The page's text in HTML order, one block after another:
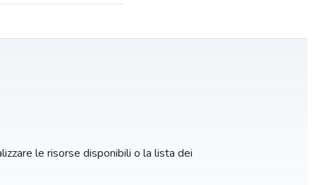
le risorse disponibili o la lista dei